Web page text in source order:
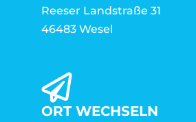
Reeser Landstraße 31
46483 Wesel
ORT WECHSELN